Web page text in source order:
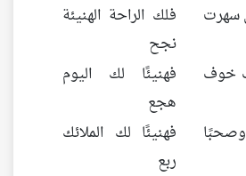
سهرت
فلك الراحة الهنيئة
نجح
خوف
فهنيئًا لك اليوم
هجع
وصحبًا
فهنيئًا لك الملائك
ربع